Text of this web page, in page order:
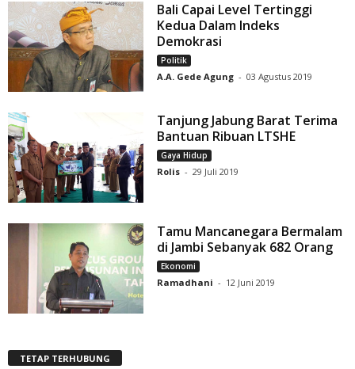
Bali Capai Level Tertinggi
Kedua Dalam Indeks
Demokrasi
Politik
A.A. Gede Agung - 03 Agustus 2019
Tanjung Jabung Barat Terima
Bantuan Ribuan LTSHE
Gaya Hidup
Rolis - 29 Juli 2019
Tamu Mancanegara Bermalam
di Jambi Sebanyak 682 Orang
Ekonomi
Ramadhani - 12 Juni 2019
TETAP TERHUBUNG